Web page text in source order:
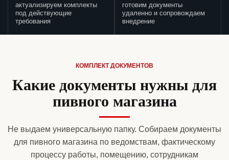
актуализируем комплекты
под действующие
требования
готовим документы
удаленно и сопровождаем
внедрение
КОМПЛЕКТ ДОКУМЕНТОВ
Какие документы нужны для
пивного магазина
Не выдаем универсальную папку. Собираем документы
для пивного магазина по ведомствам, фактическому
процессу работы, помещению, сотрудникам